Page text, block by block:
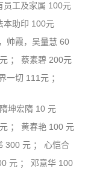
员工及家属 100元
本助印 100元
帅霞，吴量慧 60
； 蔡素碧 200元
一切 111元 ；
坤宏隋 10 元
； 黄春艳 100 元
300 元 ； 心恺合
元 ； 邓意华 100